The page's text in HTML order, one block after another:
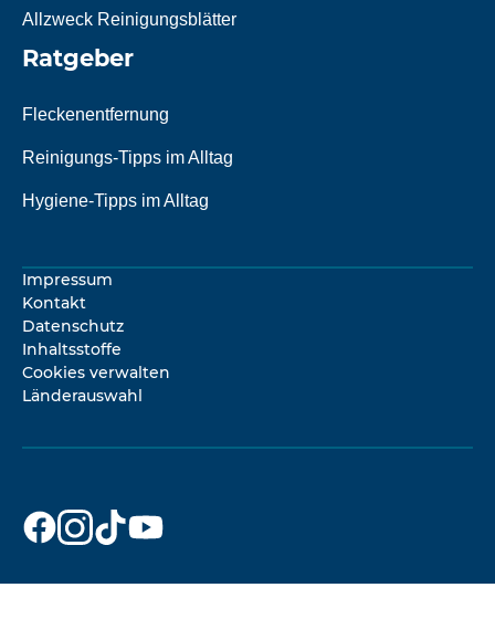
Allzweck Reinigungsblätter
Ratgeber
Fleckenentfernung
Reinigungs-Tipps im Alltag
Hygiene-Tipps im Alltag
Impressum
Kontakt
Datenschutz
Inhaltsstoffe
Cookies verwalten
Länderauswahl
Dr. Beckmann
auf
Dr. Beckmann
auf
Dr. Beckmann
auf